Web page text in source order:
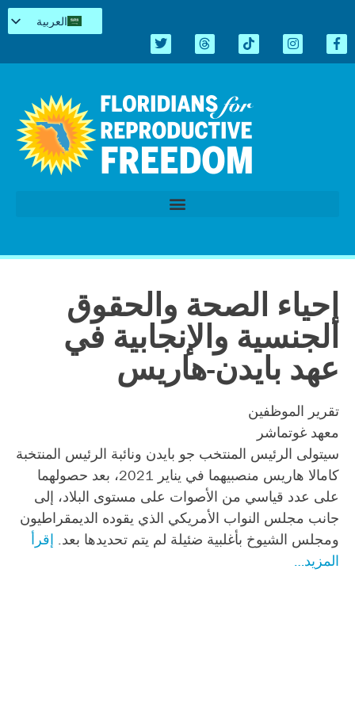
العربية
Español
简体中文
Tiếng Việt
اردو
إحياء الصحة والحقوق
الجنسية والإنجابية في
عهد بايدن-هاريس
تقرير الموظفين
معهد غوتماشر
سيتولى الرئيس المنتخب جو بايدن ونائبة الرئيس المنتخبة
كامالا هاريس منصبيهما في يناير 2021، بعد حصولهما
على عدد قياسي من الأصوات على مستوى البلاد، إلى
جانب مجلس النواب الأمريكي الذي يقوده الديمقراطيون
ومجلس الشيوخ بأغلبية ضئيلة لم يتم تحديدها بعد. إقرأ
المزيد…